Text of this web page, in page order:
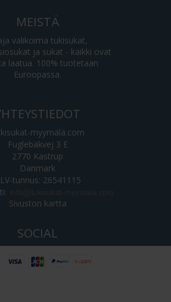
MEISTÄ
valikoima tukisukat,
ja sukat - kaikki ovat
laatua. 100% tuotetaan
Euroopassa.
myymälä.com
Fuglebäkvej 3 E
2770 Kastrup
Danmark
tunnus: 26541115
:
Sivuston kartta
SOCIAL